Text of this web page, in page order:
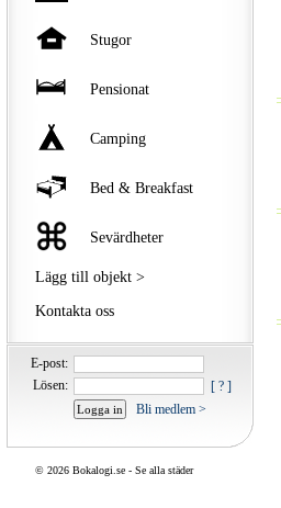
Stugor
Pensionat
Camping
Bed & Breakfast
Sevärdheter
Lägg till objekt >
Kontakta oss
E-post:
Lösen:
[ ? ]
Bli medlem >
© 2026 Bokalogi.se - Se alla städer